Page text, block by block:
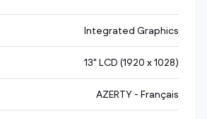
Integrated Graphics
13" LCD (1920 x 1028)
AZERTY - Français